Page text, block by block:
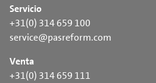
Servicio
+31(0) 314 659 100
service@pasreform.com
Venta
+31(0) 314 659 111